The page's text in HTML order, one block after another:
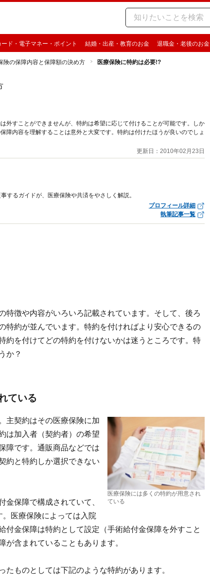
ド・電子マネー・ポイント 結婚・出産・教育のお金 退職金・老後のお金
険の保障内容と保障額の決め方 医療保険に特約は必要!?
外すことができませんが、特約は希望に応じて付けることが可能です。しか
障内容を理解することは意外と大変です。特約は付けたほうが良いのでしょ
更新日：2010年02月23日
するガイドが、医療保険や共済をやさしく解説。
プロフィール詳細
執筆記事一覧
特徴や内容がいろいろ記載されています。そして、後ろ
特約が並んでいます。特約を付ければより安心できるの
約を付けてどの特約を付けないかは迷うところです。特
か？
ている
医療保険には多くの特約が用意され
ている
主契約はその医療保険に加
は加入者（契約者）の希望
障です。通販商品などでは
約と特約しか選択できない
金保障で構成されていて、
医療保険によっては入院
付金保障は特約として設定（手術給付金保障を外すこと
が含まれていることもあります。
ものとしては下記のような特約があります。